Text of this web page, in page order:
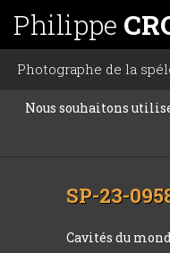
Philippe
Photographe de la
Nous souhaitons
SP-23-
Cavités du